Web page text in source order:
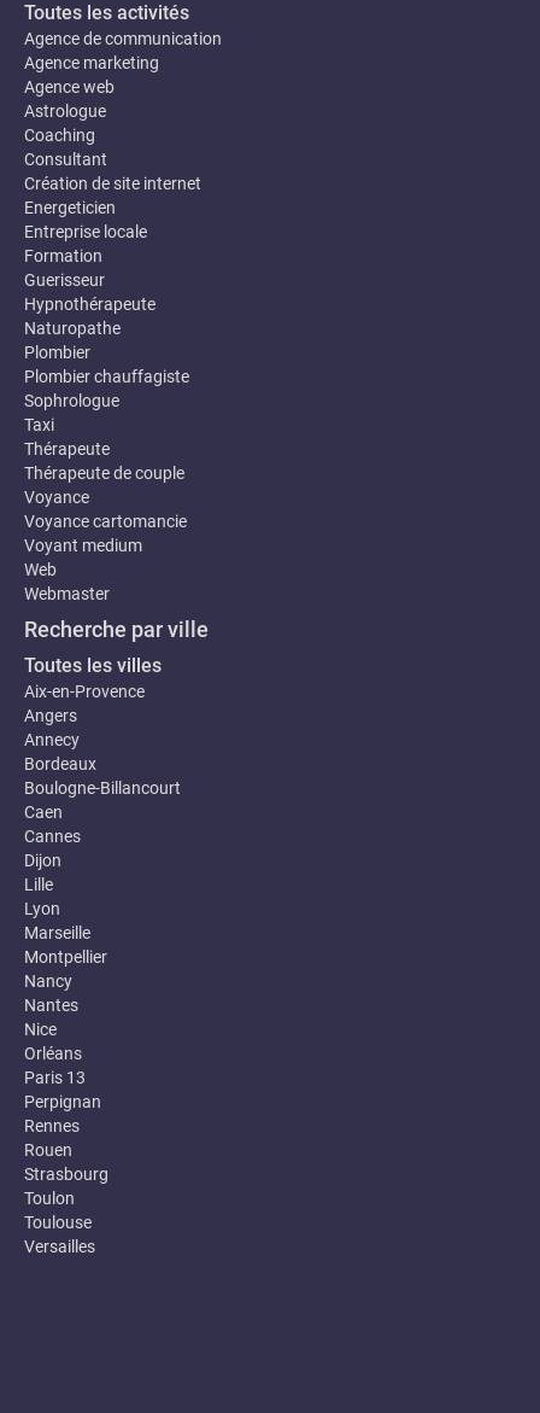
Toutes les activités
Agence de communication
Agence marketing
Agence web
Astrologue
Coaching
Consultant
Création de site internet
Energeticien
Entreprise locale
Formation
Guerisseur
Hypnothérapeute
Naturopathe
Plombier
Plombier chauffagiste
Sophrologue
Taxi
Thérapeute
Thérapeute de couple
Voyance
Voyance cartomancie
Voyant medium
Web
Webmaster
Recherche par ville
Toutes les villes
Aix-en-Provence
Angers
Annecy
Bordeaux
Boulogne-Billancourt
Caen
Cannes
Dijon
Lille
Lyon
Marseille
Montpellier
Nancy
Nantes
Nice
Orléans
Paris 13
Perpignan
Rennes
Rouen
Strasbourg
Toulon
Toulouse
Versailles